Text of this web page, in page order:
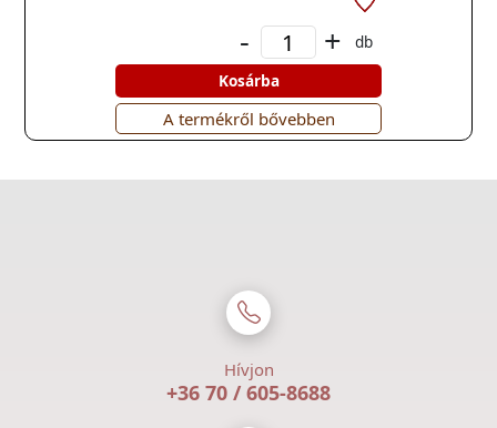
- +
db
Kosárba
A termékről bővebben
Hívjon
+36 70 / 605-8688